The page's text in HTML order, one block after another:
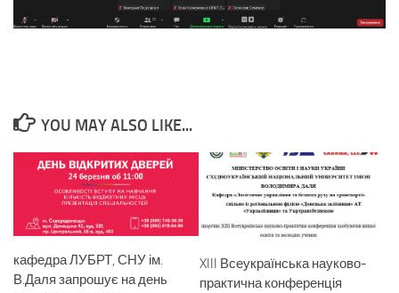
YOU MAY ALSO LIKE...
кафедра ЛУБРТ, СНУ ім.
В.Даля запрошує на день
XIII Всеукраїнська науково-
практична конференція